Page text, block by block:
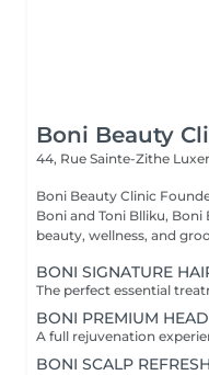
Boni Beauty
44, Rue Sainte-Zithe
Boni Beauty Clinic Founded by husband-and-wife team Irena
Boni and Toni Blliku,
beauty, wellness, and
BONI SIGNATURE
BONI PREMIUM
BONI SCALP